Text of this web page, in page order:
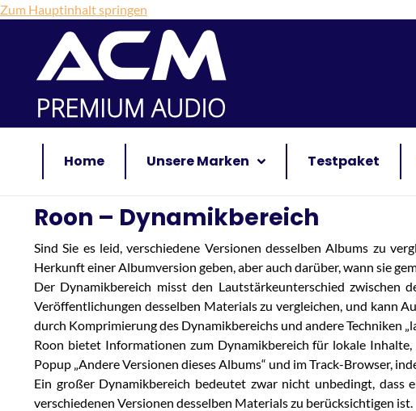
Zum Hauptinhalt springen
Home Unsere Marken Testpaket
Roon – Dynamikbereich
Sind Sie es leid, verschiedene Versionen desselben Albums zu
Herkunft einer Albumversion geben, aber auch darüber, wann sie
Der Dynamikbereich misst den Lautstärkeunterschied
Veröffentlichungen desselben Materials zu vergleichen, und kann
durch Komprimierung des Dynamikbereichs und andere Techniken
Roon bietet Informationen zum Dynamikbereich für lokale
Popup „Andere Versionen dieses Albums“ und im Track-Browser,
Ein großer Dynamikbereich bedeutet zwar nicht unbedingt,
verschiedenen Versionen desselben Materials zu berücksichtigen ist.